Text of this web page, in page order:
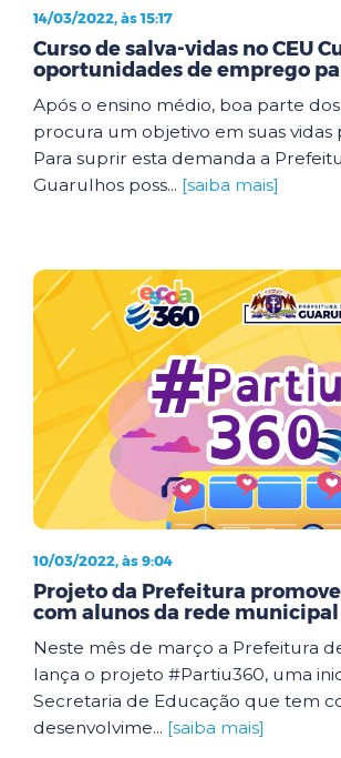
14/03/2022, às 15:17
Curso de salva-vidas no CEU
oportunidades de emprego
Após o ensino médio, boa parte
procura um objetivo em suas vidas
Para suprir esta demanda a
Guarulhos poss... [saiba mais]
10/03/2022, às 9:04
Projeto da Prefeitura
com alunos da rede municipal
Neste mês de março a Prefeitura
lança o projeto #Partiu360, uma
Secretaria de Educação que tem
desenvolvime... [saiba mais]